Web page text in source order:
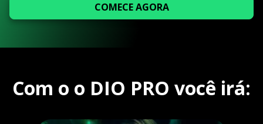
COMECE AGORA
Com o o DIO PRO você irá: